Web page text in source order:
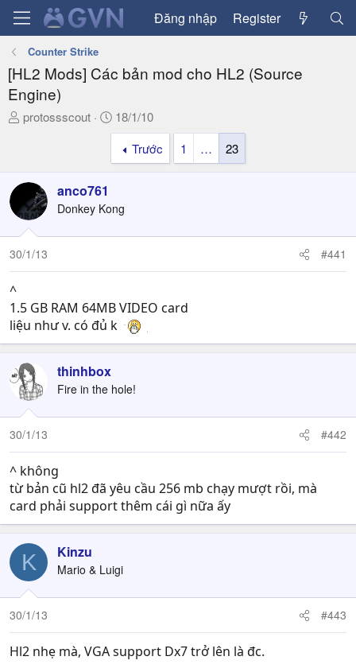
Đăng nhập Register
Counter Strike
[HL2 Mods] Các bản mod cho HL2 (Source
Engine)
T
a
d
s
t
a
e
r
protossscout
N
g
y
i
18/1/10
Trước
1 … 23
anco761
Donkey Kong
30/1/13 #441
^
1.5 GB RAM 64MB VIDEO card
liệu như v. có đủ k
thinhbox
Fire in the hole!
30/1/13 #442
^ không
từ bản cũ hl2 đã yêu cầu 256 mb chạy mượt rồi, mà
card phải support thêm cái gì nữa ấy
K Kinzu
Mario & Luigi
30/1/13 #443
Hl2 nhẹ mà, VGA support Dx7 trở lên là đc.